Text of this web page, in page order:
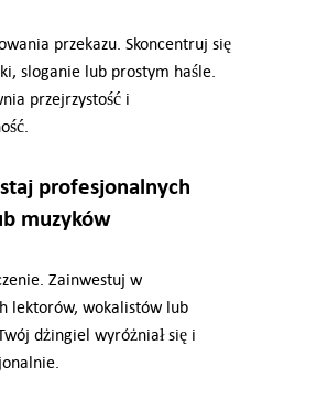
przekazu. Skoncentruj się
sloganie lub prostym haśle.
przejrzystość i
profesjonalnych
muzyków
Zainwestuj w
lektorów, wokalistów lub
dżingiel wyróżniał się i